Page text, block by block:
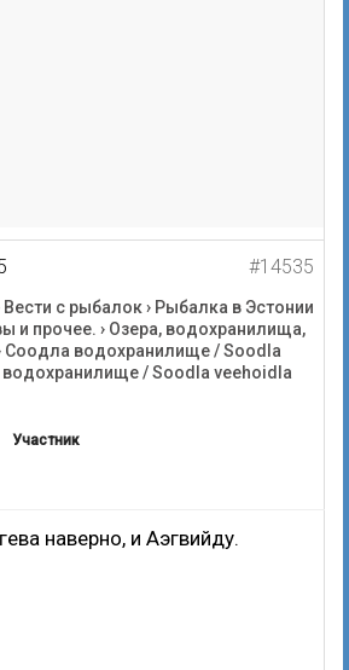
#14535
Вести с рыбалок› Рыбалка в Эстонии
и прочее. › Озера, водохранилища,
Соодла водохранилище / Soodla
/ Soodla veehoidla
Участник
наверно, и Аэгвийду.